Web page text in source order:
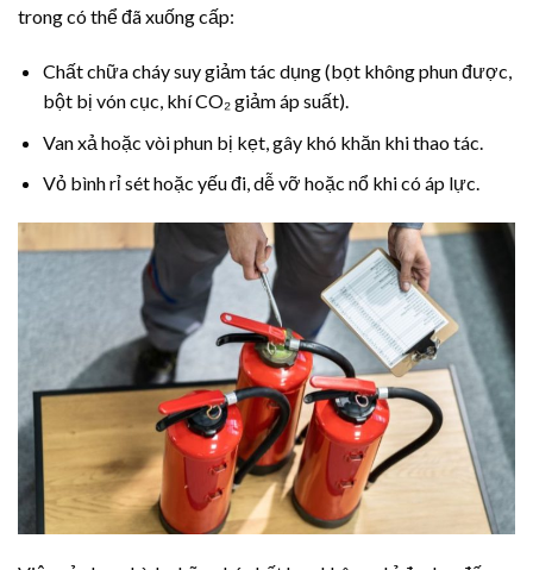
trong có thể đã xuống cấp:
Chất chữa cháy suy giảm tác dụng (bọt không phun được,
bột bị vón cục, khí CO₂ giảm áp suất).
Van xả hoặc vòi phun bị kẹt, gây khó khăn khi thao tác.
Vỏ bình rỉ sét hoặc yếu đi, dễ vỡ hoặc nổ khi có áp lực.